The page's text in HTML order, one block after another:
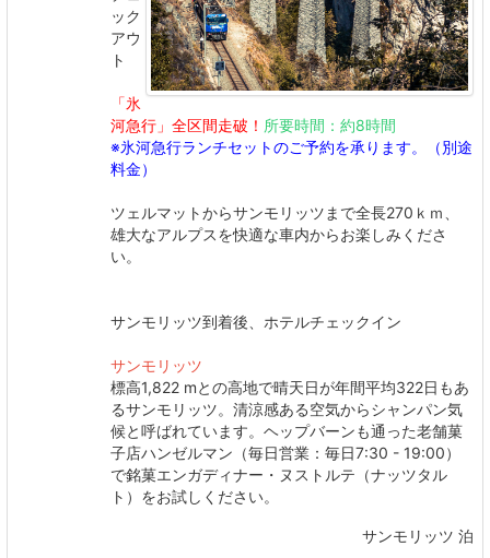
ック
アウ
ト
「氷
河急行」全区間走破！ 所要時間：約8時間
※氷河急行ランチセットのご予約を承ります。（別途
料金）
ツェルマットからサンモリッツまで全長270ｋｍ、
雄大なアルプスを快適な車内からお楽しみくださ
い。
サンモリッツ到着後、ホテルチェックイン
サンモリッツ​​​​​​​
標高1,822 mとの高地で晴天日が年間平均322日もあ
るサンモリッツ。清涼感ある空気からシャンパン気
候と呼ばれています。ヘップバーンも通った老舗菓
子店ハンゼルマン（毎日営業：毎日7:30 - 19:00）
で銘菓エンガディナー・ヌストルテ（ナッツタル
ト）をお試しください。
サンモリッツ 泊